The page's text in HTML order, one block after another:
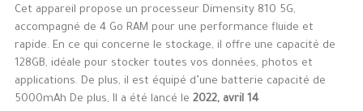
Cet appareil propose un processeur Dimensity 810 5G,
accompagné de 4 Go RAM pour une performance fluide et
rapide. En ce qui concerne le stockage, il offre une capacité de
128GB, idéale pour stocker toutes vos données, photos et
applications. De plus, il est équipé d’une batterie capacité de
5000mAh De plus, Il a été lancé le 2022, avril 14